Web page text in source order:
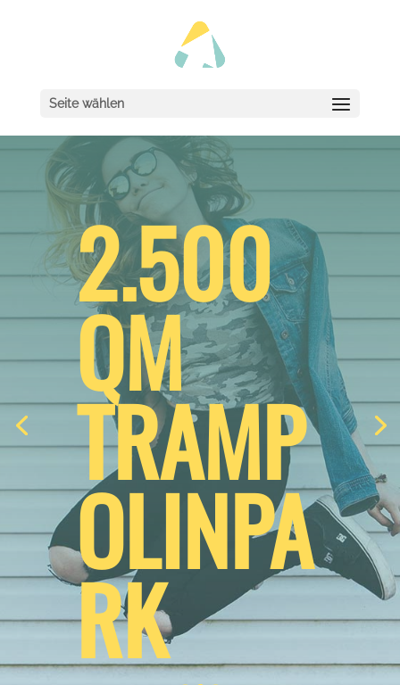
Seite wählen
2.500
QM
TRAMP
OLINPA
RK